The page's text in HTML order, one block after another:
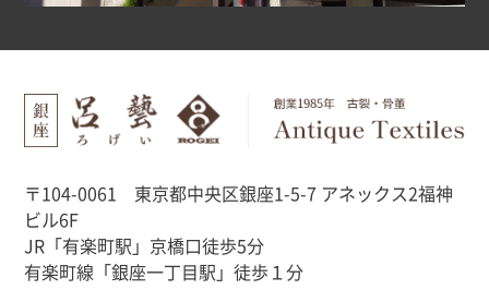
〒104-0061 東京都中央区銀座1-5-7 アネックス2福神
ビル6F
JR「有楽町駅」京橋口徒歩5分
有楽町線「銀座一丁目駅」徒歩１分